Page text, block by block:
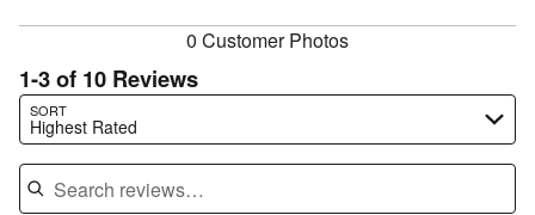
0 Customer Photos
1-3 of 10 Reviews
SORT
Highest Rated
Search reviews…